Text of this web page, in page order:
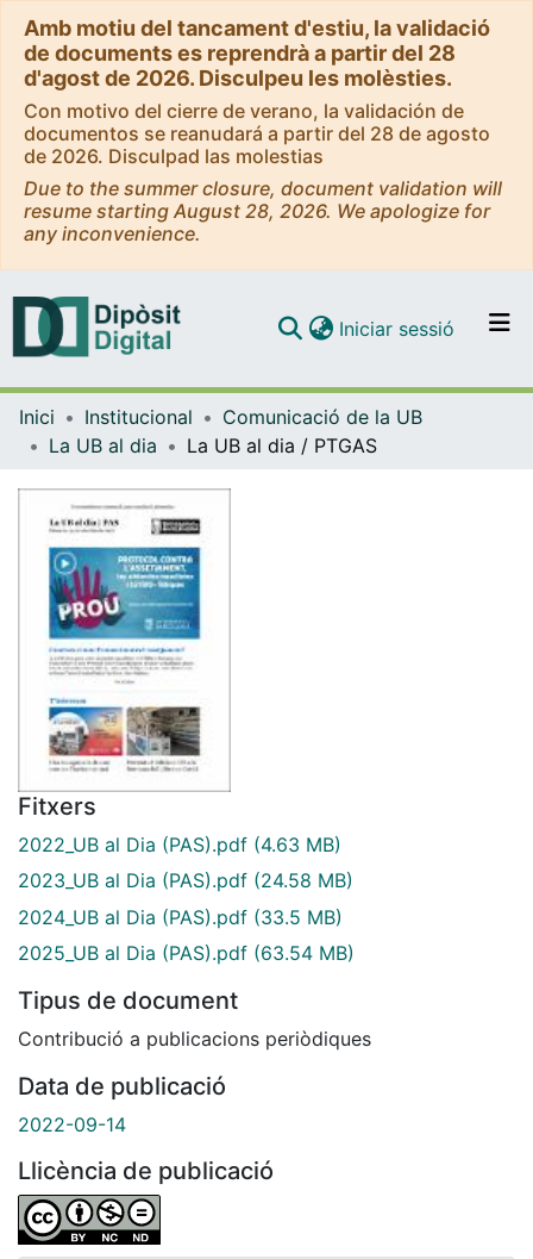
Amb motiu del tancament d'estiu, la validació
de documents es reprendrà a partir del 28
d'agost de 2026. Disculpeu les molèsties.
Con motivo del cierre de verano, la validación de
documentos se reanudará a partir del 28 de agosto
de 2026. Disculpad las molestias
Due to the summer closure, document validation will
resume starting August 28, 2026. We apologize for
any inconvenience.
Navega per tot el DD
Iniciar sessió (current)
Inici Institucional
Comunicació de la UB
La UB al dia
La UB al dia / PTGAS
Fitxers
2022_UB al Dia (PAS).pdf (4.63 MB)
2023_UB al Dia (PAS).pdf (24.58 MB)
2024_UB al Dia (PAS).pdf (33.5 MB)
2025_UB al Dia (PAS).pdf (63.54 MB)
Tipus de document
Contribució a publicacions periòdiques
Data de publicació
2022-09-14
Llicència de publicació